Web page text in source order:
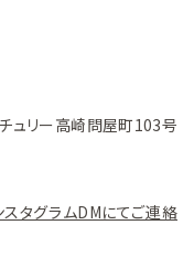
ュリー高崎問屋町103号
タグラムDMにてご連絡